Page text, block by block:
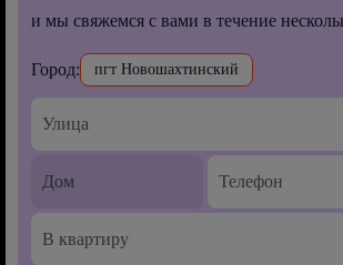
и мы свяжемся с вами в течение
Город: пгт Новошахтинский
В квартиру